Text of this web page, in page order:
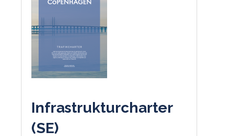
Infrastrukturcharter
(SE)